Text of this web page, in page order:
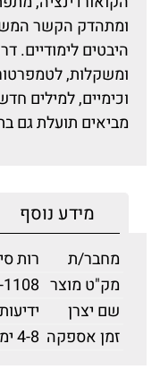
ומתהדק הקשר
היבטים לימודיים.
ומשקלות,
וכימיים, למילים
מביאים תועלת גם
מידע נוסף
מחבר/ת
רות
מק"ט מוצר
שם יצרן
זמן אספקה 4-8 ימי עסקים